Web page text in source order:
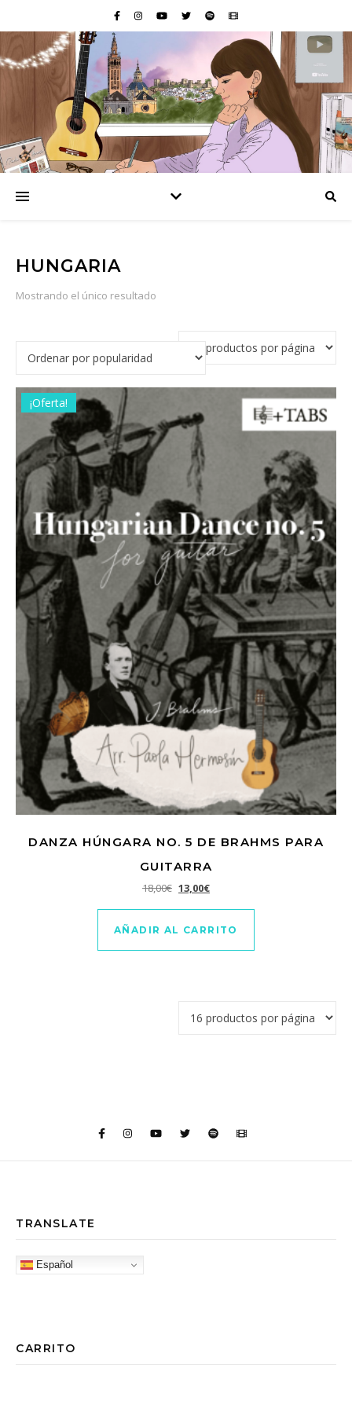
HUNGARIA
Mostrando el único resultado
¡Oferta!
DANZA HÚNGARA NO. 5 DE BRAHMS PARA
GUITARRA
18,00€ El precio original era: 18,00€.
13,00€El precio actual es: 13,00€.
AÑADIR AL CARRITO
TRANSLATE
Español
CARRITO